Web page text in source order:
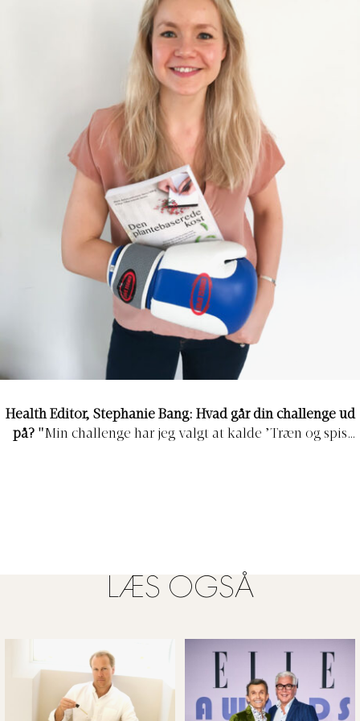
Health Editor, Stephanie Bang: Hvad går din challenge ud
på? "Min challenge har jeg valgt at kalde ’Træn og spis
træningen er, at jeg skal komme i nok mit livs bedste
form, præcis som vi ser, at VS-modellerne er det og så
kosten, som består af en 100% plantebaseret kost, hvilket
vi sige, at jeg ingen animalske produkter (kød, fisk, æg,
mælkeprodukter etc.) spiser under forløbet. Formålet er,
LÆS OGSÅ